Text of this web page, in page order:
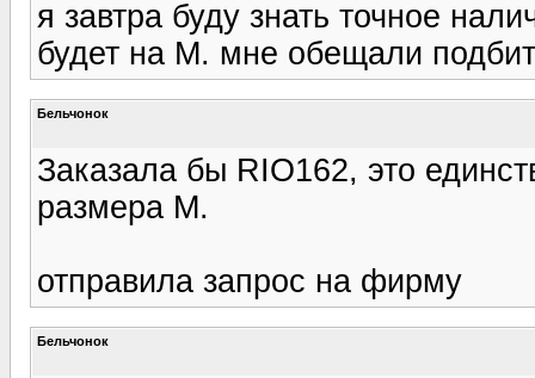
я завтра буду знать точное
будет на М. мне обещали
Бельчонок
Заказала бы RIO162, это
размера М.
отправила запрос на фирму
Бельчонок